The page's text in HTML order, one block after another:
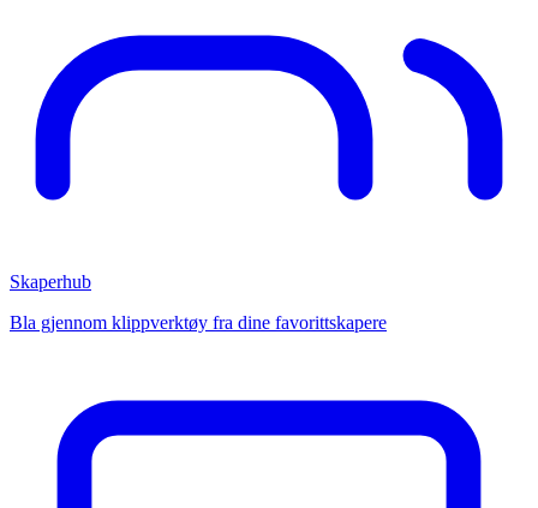
Skaperhub
Bla gjennom klippverktøy fra dine favorittskapere